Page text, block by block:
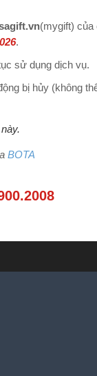
(mygift) của
.
sử dụng dịch vụ.
bị hủy (không
BOTA